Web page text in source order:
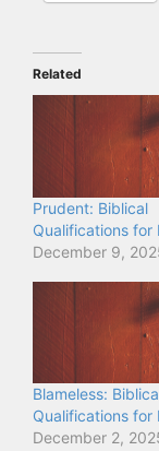
Related
Prudent: Biblical
Qualifications for
December 9,
Blameless:
Qualifications for
December 2,